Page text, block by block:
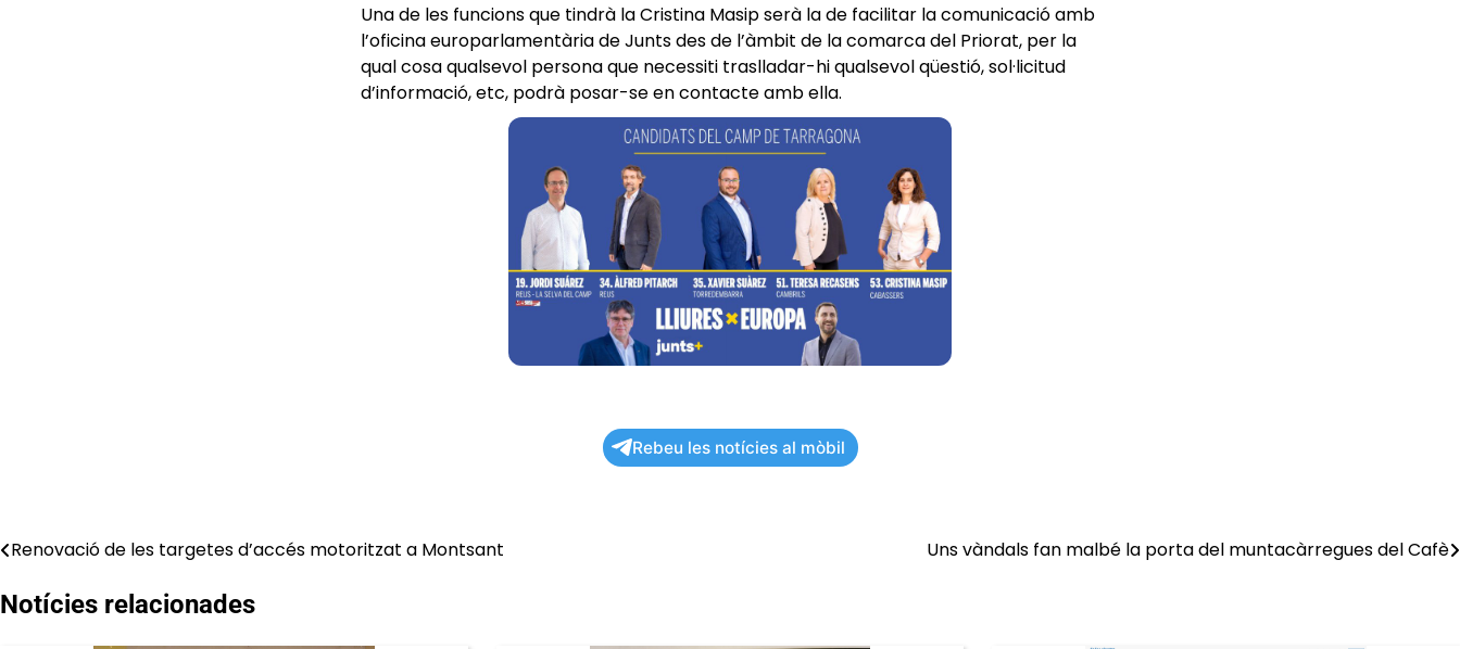
Una de les funcions que tindrà la Cristina Masip serà la de facilitar la comunicació amb
l’oficina europarlamentària de Junts des de l’àmbit de la comarca del Priorat, per la
qual cosa qualsevol persona que necessiti traslladar-hi qualsevol qüestió, sol·licitud
d’informació, etc, podrà posar-se en contacte amb ella.
Rebeu les notícies al mòbil
Navegació
d'entrades
Renovació de les targetes d’accés motoritzat a Montsant Uns vàndals fan malbé la porta del muntacàrregues del Cafè
Notícies relacionades